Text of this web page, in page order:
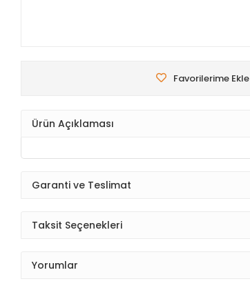
Favorilerime Ekle
Ürün Açıklaması
Garanti ve Teslimat
Taksit Seçenekleri
Yorumlar